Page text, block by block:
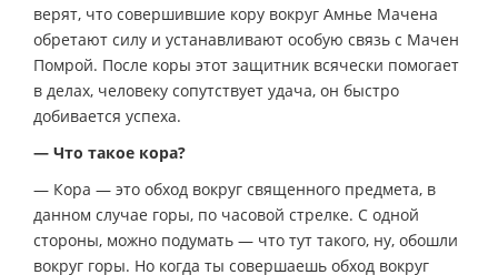
верят, что совершившие кору вокруг Амнье Мачена
обретают силу и устанавливают особую связь с Мачен
Помрой. После коры этот защитник всячески помогает
в делах, человеку сопутствует удача, он быстро
добивается успеха.
— Что такое кора?
— Кора — это обход вокруг священного предмета, в
данном случае горы, по часовой стрелке. С одной
стороны, можно подумать — что тут такого, ну, обошли
вокруг горы. Но когда ты совершаешь обход вокруг